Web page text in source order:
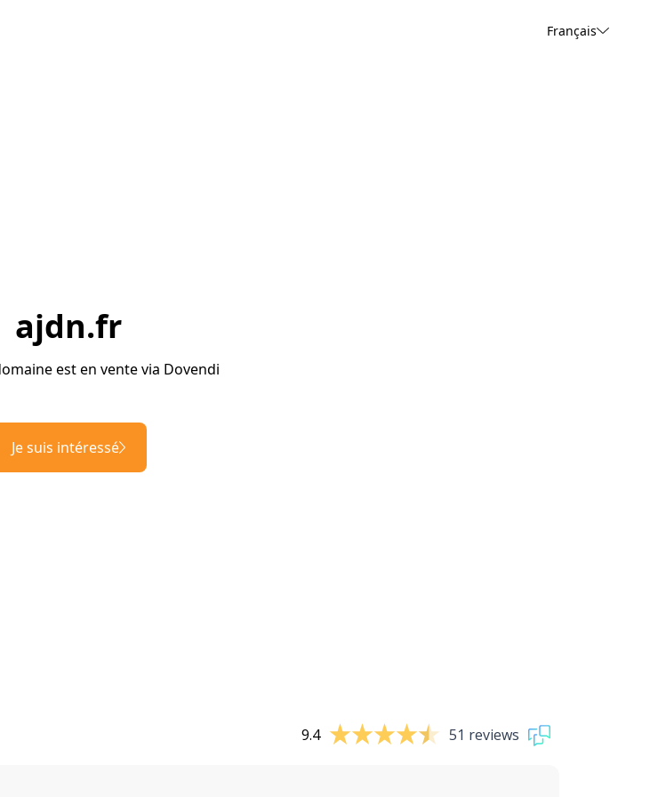
Français
ajdn.fr
est en vente via Dovendi
Je suis intéressé
9.4 51 reviews